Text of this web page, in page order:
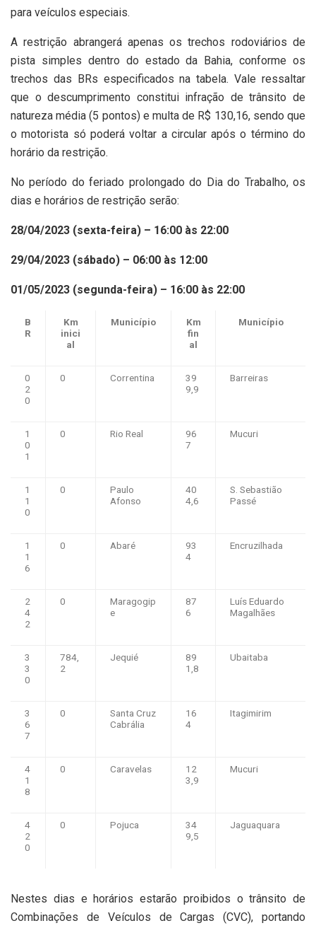
para veículos especiais.
A restrição abrangerá apenas os trechos rodoviários de
pista simples dentro do estado da Bahia, conforme os
trechos das BRs especificados na tabela. Vale ressaltar
que o descumprimento constitui infração de trânsito de
natureza média (5 pontos) e multa de R$ 130,16, sendo que
o motorista só poderá voltar a circular após o término do
horário da restrição.
No período do feriado prolongado do Dia do Trabalho, os
dias e horários de restrição serão:
28/04/2023 (sexta-feira) – 16:00 às 22:00
29/04/2023 (sábado) – 06:00 às 12:00
01/05/2023 (segunda-feira) – 16:00 às 22:00
B
R
Km
inici
al
Município
Km
fin
al
Município
0
2
0
0 Correntina
39
9,9
Barreiras
1
0
1
0 Rio Real
96
7
Mucuri
1
1
0
0
Paulo
Afonso
40
4,6
S. Sebastião
Passé
1
1
6
0 Abaré
93
4
Encruzilhada
2
4
2
0
Maragogip
e
87
6
Luís Eduardo
Magalhães
3
3
0
784,
2
Jequié
89
1,8
Ubaitaba
3
6
7
0
Santa Cruz
Cabrália
16
4
Itagimirim
4
1
8
0 Caravelas
12
3,9
Mucuri
4
2
0
0 Pojuca
34
9,5
Jaguaquara
Nestes dias e horários estarão proibidos o trânsito de
Combinações de Veículos de Cargas (CVC), portando